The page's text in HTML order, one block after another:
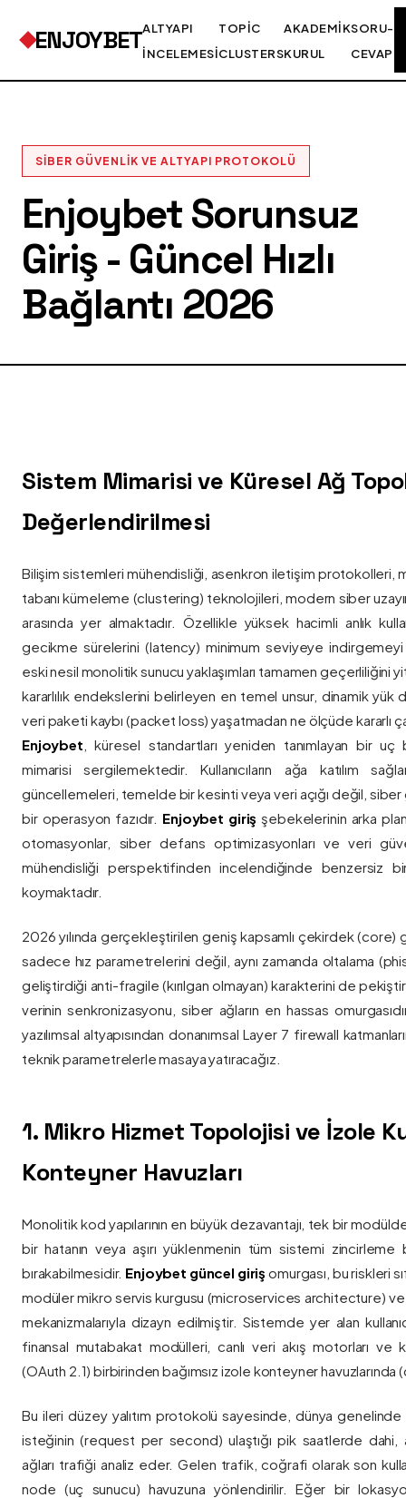
ENJOYBETALTYAPI
İNCELEMESI
TOPIC
CLUSTERS
AKADEMIK
KURUL
SORU-
CEVAP
SIBER GÜVENLIK VE ALTYAPI PROTOKOLÜ
Enjoybet Sorunsuz
Giriş - Güncel Hızlı
Bağlantı 2026
Sistem Mimarisi ve Küresel Ağ
Değerlendirilmesi
Bilişim sistemleri mühendisliği, asenkron iletişim protokolleri,
tabanı kümeleme (clustering) teknolojileri, modern siber
arasında yer almaktadır. Özellikle yüksek hacimli anlık
gecikme sürelerini (latency) minimum seviyeye
eski nesil monolitik sunucu yaklaşımları tamamen geçerliliğini
kararlılık endekslerini belirleyen en temel unsur, dinamik yük
veri paketi kaybı (packet loss) yaşatmadan ne ölçüde kararlı
Enjoybet , küresel standartları yeniden tanımlayan bir
mimarisi sergilemektedir. Kullanıcıların ağa katılım
güncellemeleri, temelde bir kesinti veya veri açığı değil, siber
bir operasyon fazıdır. Enjoybet giriş şebekelerinin arka
otomasyonlar, siber defans optimizasyonları ve veri
mühendisliği perspektifinden incelendiğinde benzersiz
koymaktadır.
2026 yılında gerçekleştirilen geniş kapsamlı çekirdek
sadece hız parametrelerini değil, aynı zamanda oltalama
geliştirdiği anti-fragile (kırılgan olmayan) karakterini de
verinin senkronizasyonu, siber ağların en hassas
yazılımsal altyapısından donanımsal Layer 7 firewall
teknik parametrelerle masaya yatıracağız.
1. Mikro Hizmet Topolojisi ve İzole
Konteyner Havuzları
Monolitik kod yapılarının en büyük dezavantajı, tek bir
bir hatanın veya aşırı yüklenmenin tüm sistemi zincirleme
bırakabilmesidir. Enjoybet güncel giriş omurgası, bu riskleri
modüler mikro servis kurgusu (microservices architecture)
mekanizmalarıyla dizayn edilmiştir. Sistemde yer alan
finansal mutabakat modülleri, canlı veri akış motorları ve
(OAuth 2.1) birbirinden bağımsız izole konteyner havuzlarında
Bu ileri düzey yalıtım protokolü sayesinde, dünya genelinde
isteğinin (request per second) ulaştığı pik saatlerde dahi,
ağları trafiği analiz eder. Gelen trafik, coğrafi olarak son
node (uç sunucu) havuzuna yönlendirilir. Eğer bir